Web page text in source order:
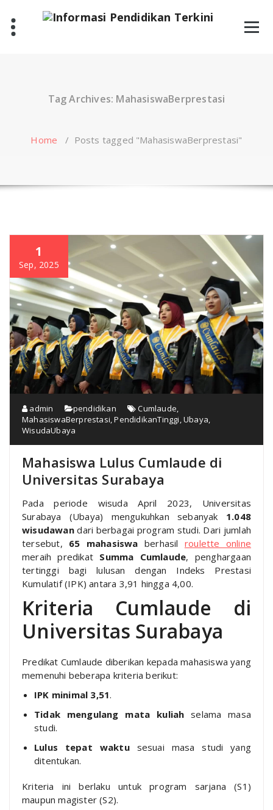
content
Tag Archives: MahasiswaBerprestasi
Home / Posts tagged "MahasiswaBerprestasi"
1
Sep, 2025
admin pendidikan Cumlaude,
MahasiswaBerprestasi,PendidikanTinggi,Ubaya,
WisudaUbaya
Mahasiswa Lulus Cumlaude di
Universitas Surabaya
Pada periode wisuda April 2023, Universitas
Surabaya (Ubaya) mengukuhkan sebanyak 1.048
wisudawandari berbagai program studi. Dari jumlah
tersebut, 65 mahasiswa berhasil roulette online
meraih predikat Summa Cumlaude, penghargaan
tertinggi bagi lulusan dengan Indeks Prestasi
Kumulatif (IPK) antara 3,91 hingga 4,00.
Kriteria Cumlaude di
Universitas Surabaya
Predikat Cumlaude diberikan kepada mahasiswa yang
memenuhi beberapa kriteria berikut:
IPK minimal 3,51.
Tidak mengulang mata kuliah selama masa
studi.
Lulus tepat waktusesuai masa studi yang
ditentukan.
Kriteria ini berlaku untuk program sarjana (S1)
maupun magister (S2).